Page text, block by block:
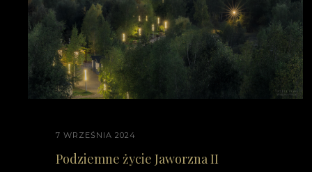
7 WRZEŚNIA 2024
Podziemne życie Jaworzna II